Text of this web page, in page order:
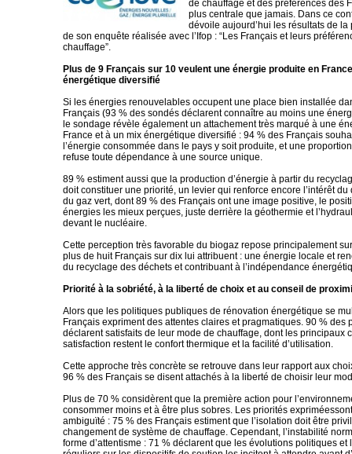
de chauffage et des préférences des
plus centrale que jamais. Dans ce
dévoile aujourd’hui les résultats de
de son enquête réalisée avec l’Ifop : “Les Français et leurs
chauffage”.
Plus de 9 Français sur 10 veulent une énergie produite en
énergétique diversifié
Si les énergies renouvelables occupent une place bien installée
Français (93 % des sondés déclarent connaître au moins une
le sondage révèle également un attachement très marqué à une
France et à un mix énergétique diversifié : 94 % des Français
l’énergie consommée dans le pays y soit produite, et une
refuse toute dépendance à une source unique.
89 % estiment aussi que la production d’énergie à partir du
doit constituer une priorité, un levier qui renforce encore l’intérêt
du gaz vert, dont 89 % des Français ont une image positive, le
énergies les mieux perçues, juste derrière la géothermie et
devant le nucléaire.
Cette perception très favorable du biogaz repose principalement
plus de huit Français sur dix lui attribuent : une énergie locale et
du recyclage des déchets et contribuant à l’indépendance
Priorité à la sobriété, à la liberté de choix et au conseil de
Alors que les politiques publiques de rénovation énergétique se
Français expriment des attentes claires et pragmatiques. 90 % des
déclarent satisfaits de leur mode de chauffage, dont les principaux
satisfaction restent le confort thermique et la facilité d’utilisation.
Cette approche très concrète se retrouve dans leur rapport aux
96 % des Français se disent attachés à la liberté de choisir leur
Plus de 70 % considèrent que la première action pour
consommer moins et à être plus sobres. Les priorités
ambiguïté : 75 % des Français estiment que l’isolation doit être
changement de système de chauffage. Cependant, l’instabilité
forme d’attentisme : 71 % déclarent que les évolutions politiques et